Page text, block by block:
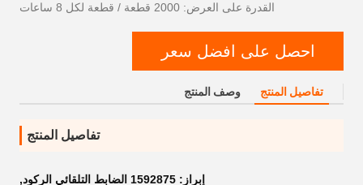
القدرة على العرض: 2000 قطعة / قطعة لكل 8 ساعات
احصل على افضل سعر
تفاصيل المنتج وصف المنتج
تفاصيل المنتج
إبراز: 1592875 الضابط التلقائي الركود
,